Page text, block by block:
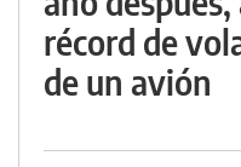
récord de
de un avión